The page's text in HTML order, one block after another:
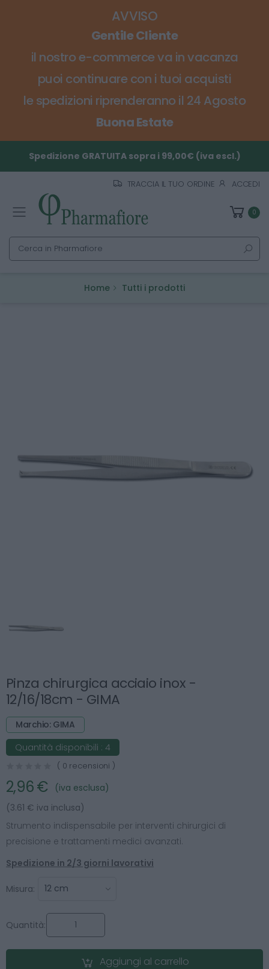
AVVISO
Gentile Cliente
il nostro e-commerce va in vacanza
puoi continuare con i tuoi acquisti
le spedizioni riprenderanno il 24 Agosto
Buona Estate
Spedizione GRATUITA sopra i 99,00€ (iva escl.)
TRACCIA IL TUO ORDINE ACCEDI
Toggle mobile menu 0
Cerca
Home Tutti i prodotti
Pinza chirurgica acciaio inox -
12/16/18cm - GIMA
Marchio: GIMA
Quantità disponibili : 4
( 0 recensioni )
2,96 €
(iva esclusa)
(3.61 € iva inclusa)
Strumento indispensabile per interventi chirurgici di
precisione e trattamenti medici avanzati.
Spedizione in 2/3 giorni lavorativi
Misura:
Quantità:
Aggiungi al carrello